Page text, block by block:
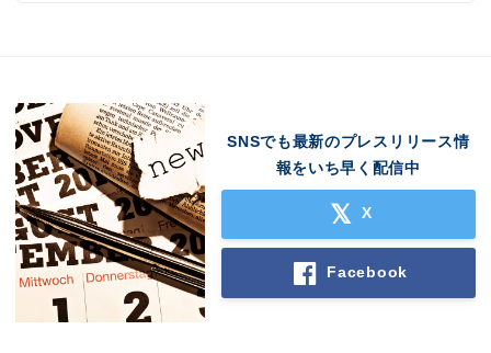
SNSでも最新のプレスリリース情
報をいち早く配信中
X
Facebook